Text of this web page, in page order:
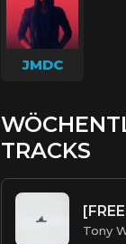
JMDC
TRACKS
Tony